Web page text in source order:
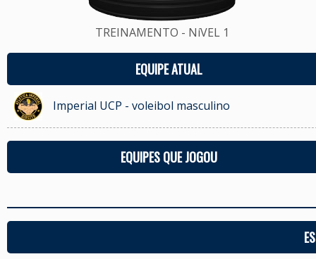
TREINAMENTO - NíVEL 1
EQUIPE ATUAL
Imperial UCP - voleibol masculino
EQUIPES QUE JOGOU